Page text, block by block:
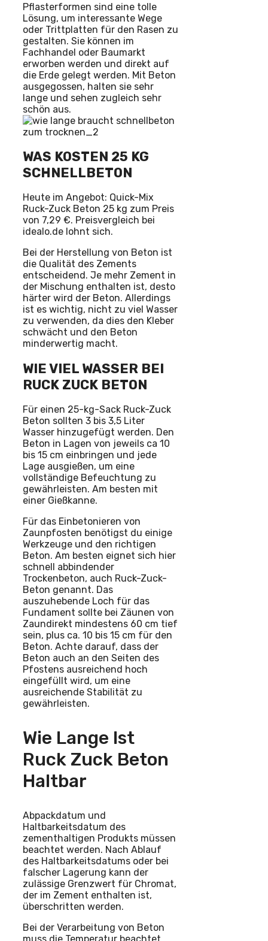
Pflasterformen sind eine tolle
Lösung, um interessante Wege
oder Trittplatten für den Rasen zu
gestalten. Sie können im
Fachhandel oder Baumarkt
erworben werden und direkt auf
die Erde gelegt werden. Mit Beton
ausgegossen, halten sie sehr
lange und sehen zugleich sehr
schön aus.
WAS KOSTEN 25 KG
SCHNELLBETON
Heute im Angebot: Quick-Mix
Ruck-Zuck Beton 25 kg zum Preis
von 7,29 €. Preisvergleich bei
idealo.de lohnt sich.
Bei der Herstellung von Beton ist
die Qualität des Zements
entscheidend. Je mehr Zement in
der Mischung enthalten ist, desto
härter wird der Beton. Allerdings
ist es wichtig, nicht zu viel Wasser
zu verwenden, da dies den Kleber
schwächt und den Beton
minderwertig macht.
WIE VIEL WASSER BEI
RUCK ZUCK BETON
Für einen 25-kg-Sack Ruck-Zuck
Beton sollten 3 bis 3,5 Liter
Wasser hinzugefügt werden. Den
Beton in Lagen von jeweils ca 10
bis 15 cm einbringen und jede
Lage ausgießen, um eine
vollständige Befeuchtung zu
gewährleisten. Am besten mit
einer Gießkanne.
Für das Einbetonieren von
Zaunpfosten benötigst du einige
Werkzeuge und den richtigen
Beton. Am besten eignet sich hier
schnell abbindender
Trockenbeton, auch Ruck-Zuck-
Beton genannt. Das
auszuhebende Loch für das
Fundament sollte bei Zäunen von
Zaundirekt mindestens 60 cm tief
sein, plus ca. 10 bis 15 cm für den
Beton. Achte darauf, dass der
Beton auch an den Seiten des
Pfostens ausreichend hoch
eingefüllt wird, um eine
ausreichende Stabilität zu
gewährleisten.
Wie Lange Ist
Ruck Zuck Beton
Haltbar
Abpackdatum und
Haltbarkeitsdatum des
zementhaltigen Produkts müssen
beachtet werden. Nach Ablauf
des Haltbarkeitsdatums oder bei
falscher Lagerung kann der
zulässige Grenzwert für Chromat,
der im Zement enthalten ist,
überschritten werden.
Bei der Verarbeitung von Beton